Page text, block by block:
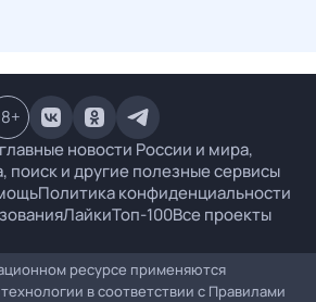
новости России и мира,
поиск и другие полезные сервисы
Политика конфиденциальности
ЛайкиТоп-100Все проекты
+
ресурсе применяются
в соответствии с Правилами